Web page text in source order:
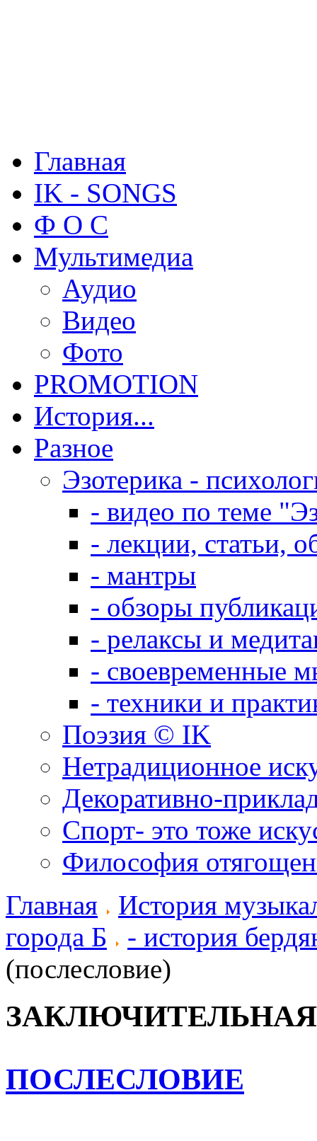
Главная
IK - SONGS
Ф О С
Мультимедиа
Аудио
Видео
Фото
PROMOTION
История...
Разное
Эзотерика -
- видео по теме
- лекции, статьи,
- мантры
- обзоры
- релаксы и
- своевременные
- техники и
Поэзия © IK
Нетрадиционное
Декоративно-
Спорт- это тоже
Философия
Главная
История
города Б
- история
(послесловие)
ПОСЛЕСЛОВИЕ